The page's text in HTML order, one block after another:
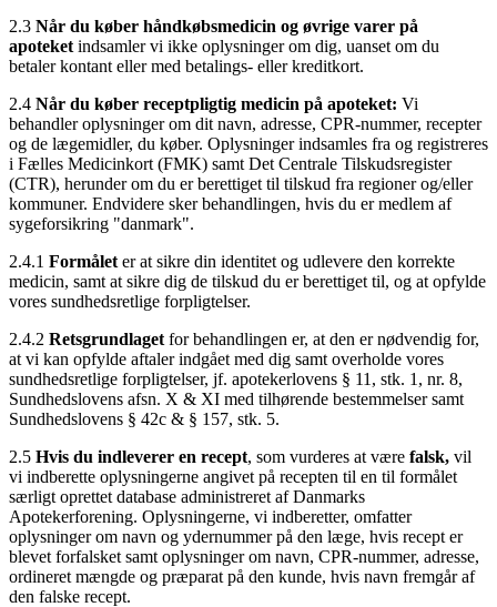
2.3 Når du køber håndkøbsmedicin og øvrige varer på
apoteket indsamler vi ikke oplysninger om dig, uanset om du
betaler kontant eller med betalings- eller kreditkort.
2.4 Når du køber receptpligtig medicin på apoteket: Vi
behandler oplysninger om dit navn, adresse, CPR-nummer, recepter
og de lægemidler, du køber. Oplysninger indsamles fra og registreres
i Fælles Medicinkort (FMK) samt Det Centrale Tilskudsregister
(CTR), herunder om du er berettiget til tilskud fra regioner og/eller
kommuner. Endvidere sker behandlingen, hvis du er medlem af
sygeforsikring "danmark".
2.4.1 Formålet er at sikre din identitet og udlevere den korrekte
medicin, samt at sikre dig de tilskud du er berettiget til, og at opfylde
vores sundhedsretlige forpligtelser.
2.4.2 Retsgrundlaget for behandlingen er, at den er nødvendig for,
at vi kan opfylde aftaler indgået med dig samt overholde vores
sundhedsretlige forpligtelser, jf. apotekerlovens § 11, stk. 1, nr. 8,
Sundhedslovens afsn. X & XI med tilhørende bestemmelser samt
Sundhedslovens § 42c & § 157, stk. 5.
2.5 Hvis du indleverer en recept, som vurderes at være falsk, vil
vi indberette oplysningerne angivet på recepten til en til formålet
særligt oprettet database administreret af Danmarks
Apotekerforening. Oplysningerne, vi indberetter, omfatter
oplysninger om navn og ydernummer på den læge, hvis recept er
blevet forfalsket samt oplysninger om navn, CPR-nummer, adresse,
ordineret mængde og præparat på den kunde, hvis navn fremgår af
den falske recept.